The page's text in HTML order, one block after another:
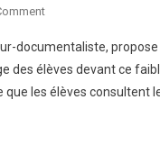
On
:
Cours
D’Info-
documentaliste,
des élèves devant ce
les élèves consultent